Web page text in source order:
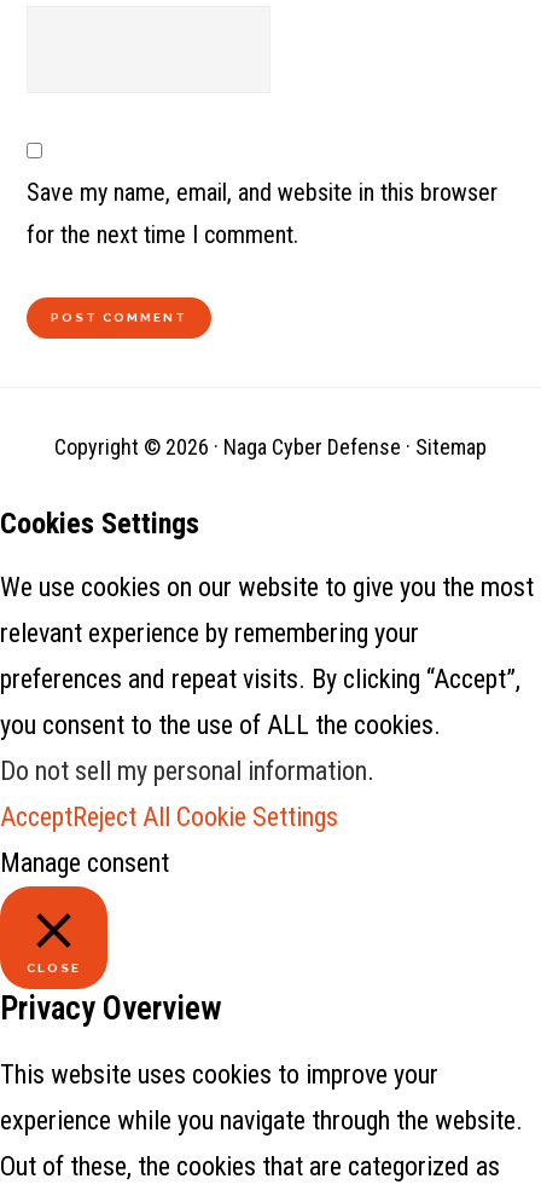
Save my name, email, and website in this browser
for the next time I comment.
Copyright © 2026 · Naga Cyber Defense · Sitemap
Cookies Settings
We use cookies on our website to give you the most
relevant experience by remembering your
preferences and repeat visits. By clicking “Accept”,
you consent to the use of ALL the cookies.
Do not sell my personal information.
AcceptReject All Cookie Settings
Manage consent
CLOSE
Privacy Overview
This website uses cookies to improve your
experience while you navigate through the website.
Out of these, the cookies that are categorized as